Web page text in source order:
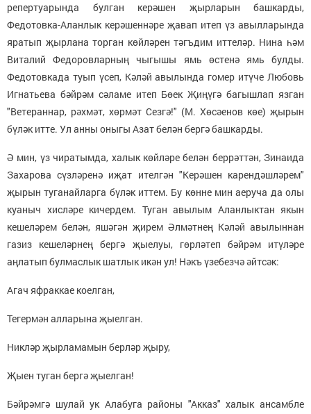
репертуарында булган керәшен җырларын башкарды,
Федотовка-Аланлык керәшеннәре җавап итеп үз авылларында
яратып җырлана торган көйләрен тәгъдим иттеләр. Нина һәм
Виталий Федоровларның чыгышы ямь өстенә ямь булды.
Федотовкада туып үсеп, Кәләй авылында гомер итүче Любовь
Игнатьева бәйрәм сәламе итеп Бөек Җиңүгә багышлап язган
"Ветераннар, рәхмәт, хөрмәт Сезгә!" (М. Хөсәенов көе) җырын
бүләк итте. Ул анны оныгы Азат белән бергә башкарды.
Ә мин, үз чиратымда, халык көйләре белән беррәттән, Зинаида
Захарова сүзләренә иҗат ителгән "Керәшен карендәшләрем"
җырын туганайларга бүләк иттем. Бу көнне мин аеруча да олы
куаныч хисләре кичердем. Туган авылым Аланлыктан якын
кешеләрем белән, яшәгән җирем Әлмәтнең Кәләй авылыннан
газиз кешеләрнең бергә җыелуы, гөрләтеп бәйрәм итүләре
аңлатып булмаслык шатлык икән ул! Нәкъ үзебезчә әйтсәк:
Агач яфраккае коелган,
Тегермән алларына җыелган.
Никләр җырламамын берләр җыру,
Җыен туган бергә җыелган!
Бәйрәмгә шулай ук Алабуга районы "Акказ" халык ансамбле